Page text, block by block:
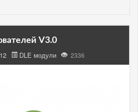
V3.0
DLE модули 2336